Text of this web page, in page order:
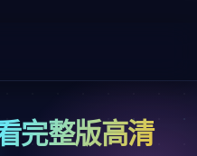
完整版高清